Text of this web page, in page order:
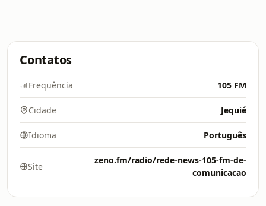
Contatos
Frequência 105 FM
Cidade Jequié
Idioma Português
Site
zeno.fm/radio/rede-news-105-fm-de-
comunicacao